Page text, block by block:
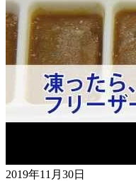
2019年11月30日